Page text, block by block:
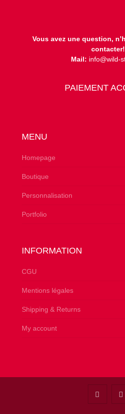
Vous avez une question,
contacter!
Mail: info@wild-
PAIEMENT
MENU
Homepage
Boutique
Personnalisation
Portfolio
INFORMATION
CGU
Mentions légales
Shipping & Returns
My account